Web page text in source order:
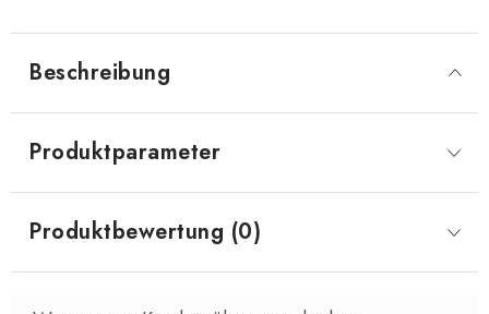
Beschreibung
Produktparameter
Produktbewertung (0)